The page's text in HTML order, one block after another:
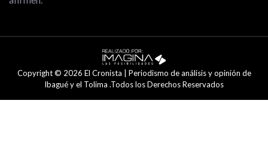
Copyright © 2026 El Cronista | Periodismo de análisis y opinión de
Ibagué y el Tolima .Todos los Derechos Reservados